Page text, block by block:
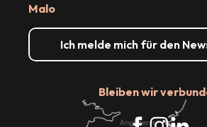
Malo
Ich melde mich für den
Bleiben wir